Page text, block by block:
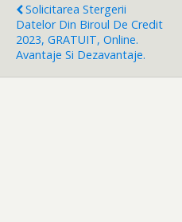
Solicitarea Stergerii
Datelor Din Biroul De Credit
2023, GRATUIT, Online.
Avantaje Si Dezavantaje.